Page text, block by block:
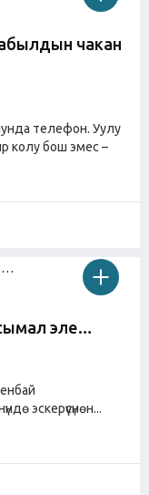
чакан
телефон. Уулу
колу бош эмес –
эле…
эскерүүсүнөн...